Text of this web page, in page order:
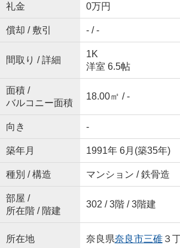
礼金 0万円
償却 / 敷引 - / -
間取り / 詳細
1K
洋室 6.5帖
面積 /
バルコニー面積
18.00㎡ / -
向き -
築年月 1991年 6月(築35年)
種別 / 構造 マンション / 鉄骨造
部屋 /
所在階 / 階建
302 / 3階 / 3階建
所在地 奈良県奈良市三碓３